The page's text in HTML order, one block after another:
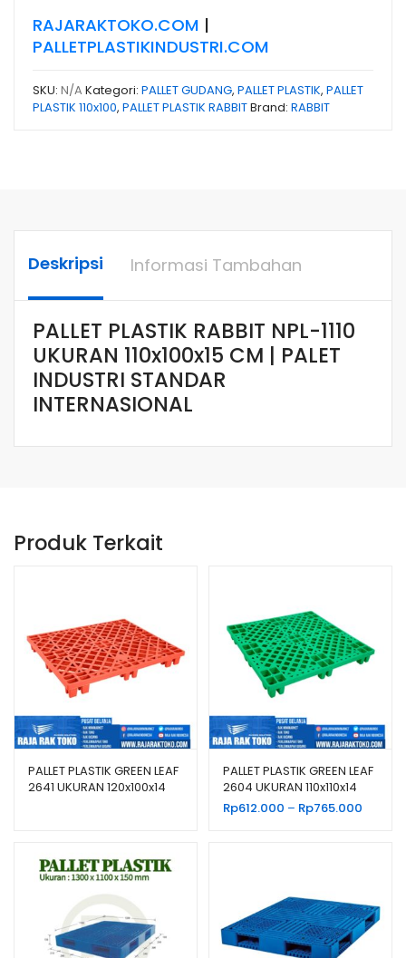
RAJARAKTOKO.COM |
PALLETPLASTIKINDUSTRI.COM
SKU: N/A Kategori: PALLET GUDANG, PALLET PLASTIK, PALLET
PLASTIK 110x100, PALLET PLASTIK RABBITBrand: RABBIT
Deskripsi Informasi Tambahan
PALLET PLASTIK RABBIT NPL-1110
UKURAN 110x100x15 CM | PALET
INDUSTRI STANDAR
INTERNASIONAL
Produk Terkait
PALLET PLASTIK GREEN LEAF
2641 UKURAN 120x100x14
PALLET PLASTIK GREEN LEAF
2604 UKURAN 110x110x14
CM
Rp612.000 – Rp765.000